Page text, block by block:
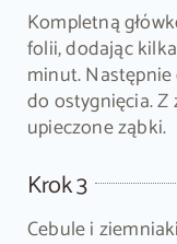
Kompletną
folii, dodając
minut.
do ostygnięcia.
upieczone ząbki.
Krok 3
Cebule i